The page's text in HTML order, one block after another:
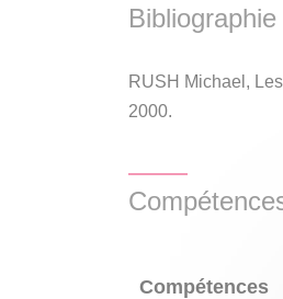
Bibliographie
RUSH Michael,
2000.
Compétences